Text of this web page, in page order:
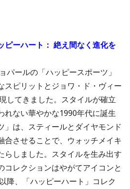
ピーハート： 絶え間なく進化を
パールの「ハッピースポーツ」
スピリットとジョワ・ド・ヴィー
してきました。スタイルが確立
れない華やかな1990年代に誕生
」は、スティールとダイヤモンド
合させることで、ウォッチメイキ
らしました。スタイルを生み出す
コレクションはやがてアイコンと
降、「ハッピーハート」コレク